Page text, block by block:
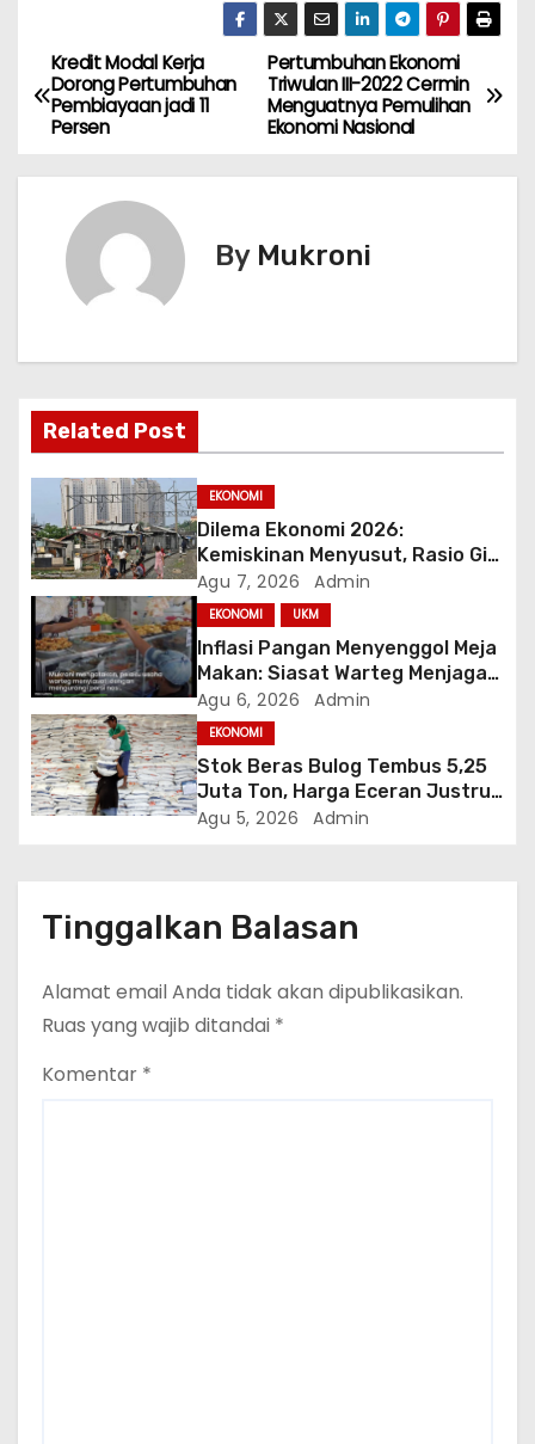
N
a
v
s
p
o
s
Pertumbuhan Ekonomi
Triwulan III-2022 Cermin
Menguatnya Pemulihan
Ekonomi Nasional
Kredit Modal Kerja
Dorong Pertumbuhan
Pembiayaan jadi 11
Persen
By Mukroni
Related Post
EKONOMI
Dilema Ekonomi 2026:
Kemiskinan Menyusut, Rasio Gini
Mendorong Kesenjangan
Agu 7, 2026 Admin
EKONOMI UKM
Inflasi Pangan Menyenggol Meja
Makan: Siasat Warteg Menjaga
Harga Tetap Terjangkau
Agu 6, 2026 Admin
EKONOMI
Stok Beras Bulog Tembus 5,25
Juta Ton, Harga Eceran Justru
Naik 7 Bulan Berturut-Turut
Agu 5, 2026 Admin
Tinggalkan Balasan
Alamat email Anda tidak akan dipublikasikan.
Ruas yang wajib ditandai *
Komentar *